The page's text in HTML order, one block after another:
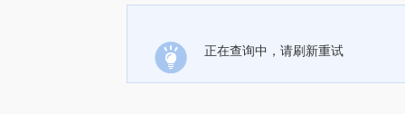
正在查询中，请刷新重试